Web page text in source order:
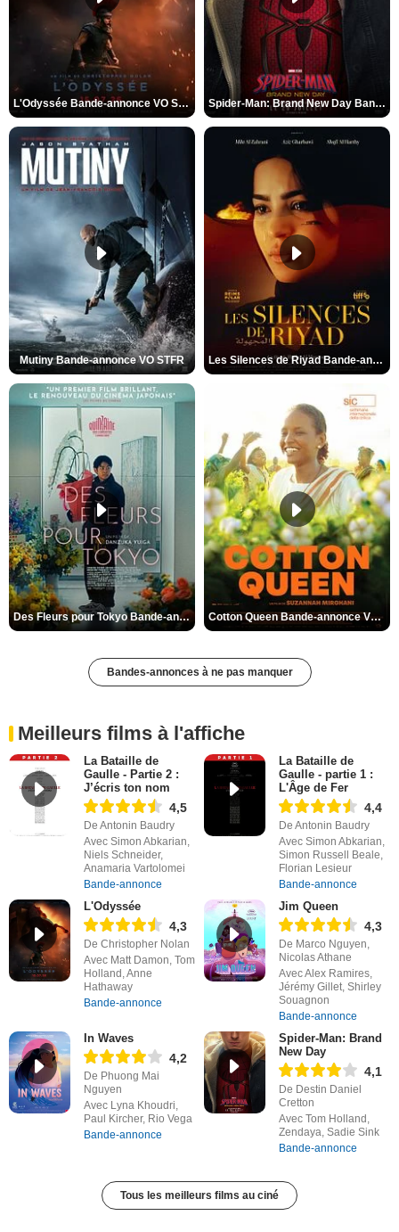
L'Odyssée Bande-annonce VO STFR Spider-Man: Brand New Day Bande-annonce VO STFR
Mutiny Bande-annonce VO STFR Les Silences de Riyad Bande-annonce VO STFR
Des Fleurs pour Tokyo Bande-annonce VO STFR Cotton Queen Bande-annonce VO STFR
Bandes-annonces à ne pas manquer
Meilleurs films à l'affiche
La Bataille de
Gaulle - Partie 2 :
J’écris ton nom
4,5
De Antonin Baudry
Avec Simon Abkarian,
Niels Schneider,
Anamaria Vartolomei
Bande-annonce
La Bataille de
Gaulle - partie 1 :
L'Âge de Fer
4,4
De Antonin Baudry
Avec Simon Abkarian,
Simon Russell Beale,
Florian Lesieur
Bande-annonce
L'Odyssée
4,3
De Christopher Nolan
Avec Matt Damon, Tom
Holland, Anne
Hathaway
Bande-annonce
Jim Queen
4,3
De Marco Nguyen,
Nicolas Athane
Avec Alex Ramires,
Jérémy Gillet, Shirley
Souagnon
Bande-annonce
In Waves
4,2
De Phuong Mai
Nguyen
Avec Lyna Khoudri,
Paul Kircher, Rio Vega
Bande-annonce
Spider-Man: Brand
New Day
4,1
De Destin Daniel
Cretton
Avec Tom Holland,
Zendaya, Sadie Sink
Bande-annonce
Tous les meilleurs films au ciné